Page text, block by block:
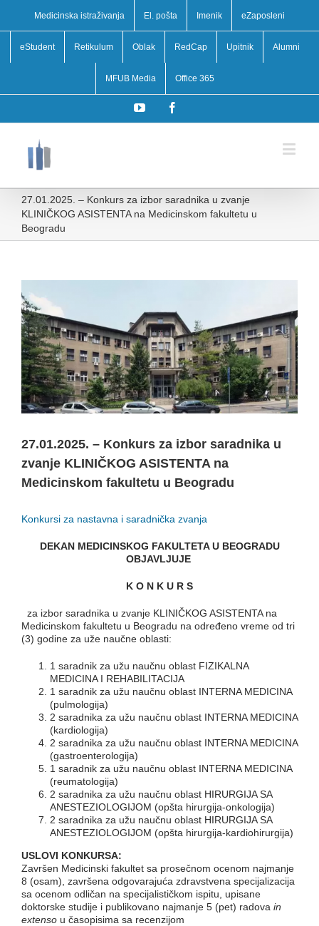
Medicinska istraživanja El. pošta Imenik eZaposleni
eStudent Retikulum Oblak RedCap Upitnik Alumni
MFUB Media Office 365
YouTube
27.01.2025. – Konkurs za izbor saradnika u zvanje
KLINIČKOG ASISTENTA na Medicinskom fakultetu u
Beogradu
Larger
Image
27.01.2025. – Konkurs za izbor saradnika u
zvanje KLINIČKOG ASISTENTA na
Medicinskom fakultetu u Beogradu
Konkursi za nastavna i saradnička zvanja
DEKAN MEDICINSKOG FAKULTETA U BEOGRADU
OBJAVLJUJE
K O N K U R S
za izbor saradnika u zvanje KLINIČKOG ASISTENTA na
Medicinskom fakultetu u Beogradu na određeno vreme od tri
(3) godine za uže naučne oblasti:
1 saradnik za užu naučnu oblast FIZIKALNA
MEDICINA I REHABILITACIJA
1 saradnik za užu naučnu oblast INTERNA MEDICINA
(pulmologija)
2 saradnika za užu naučnu oblast INTERNA MEDICINA
(kardiologija)
2 saradnika za užu naučnu oblast INTERNA MEDICINA
(gastroenterologija)
1 saradnik za užu naučnu oblast INTERNA MEDICINA
(reumatologija)
2 saradnika za užu naučnu oblast HIRURGIJA SA
ANESTEZIOLOGIJOM (opšta hirurgija-onkologija)
2 saradnika za užu naučnu oblast HIRURGIJA SA
ANESTEZIOLOGIJOM (opšta hirurgija-kardiohirurgija)
USLOVI KONKURSA:
Završen Medicinski fakultet sa prosečnom ocenom najmanje
8 (osam), završena odgovarajuća zdravstvena specijalizacija
sa ocenom odličan na specijalističkom ispitu, upisane
doktorske studije i publikovano najmanje 5 (pet) radova in
extenso u časopisima sa recenzijom